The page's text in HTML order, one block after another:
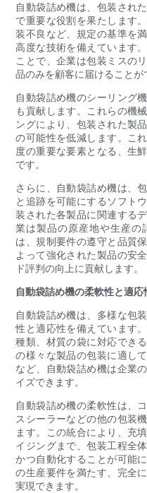
自動袋詰め機は、包装され
で重要な役割を果たします
装不良など、規定の基準を
高度な技術を備えています
ことで、企業は包装ミスの
品のみを顧客に届けることが
自動袋詰め機のシーリング
も貢献します。これらの機
ングにより、包装された製
の可能性を低減します。こ
度の重要な要素となる、生
です。
さらに、自動袋詰め機は、
と追跡を可能にするソフト
装された各製品に関連する
業は製品の原産地や生産の
は、規制要件の遵守と品質
よって強化された製品の安
ド評判の向上に貢献します。
自動袋詰め機の柔軟性と適応
自動袋詰め機は、多様な包
性と適応性を備えています
種類、材質の袋に対応でき
の様々な製品の包装に適し
など、自動袋詰め機は企業
イズできます。
自動袋詰め機の柔軟性は、
スシーラーなどの他の包装
ます。この統合により、充
イジングまで、包装工程全
かつ自動化することが可能
の生産要件を満たす、完全
実現できます。